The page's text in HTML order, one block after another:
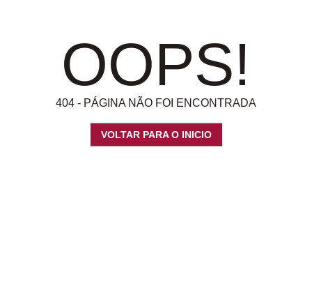
OOPS!
404 - PÁGINA NÃO FOI ENCONTRADA
VOLTAR PARA O INICIO